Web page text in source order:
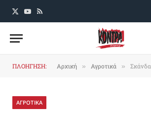
X
YouTube
RSS
ΠΛΟΗΓΗΣΗ: Αρχική » Αγροτικά » Σκάνδαλο ΟΠΕΚΕΠΕ: Kι
ΑΓΡΟΤΙΚΑ